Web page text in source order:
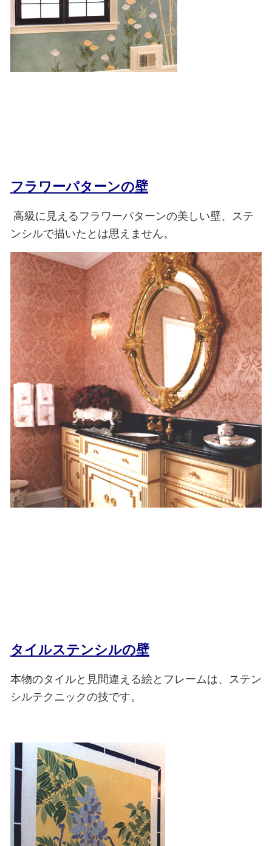
フラワーパターンの壁
高級に見えるフラワーパターンの美しい壁、ステ
ンシルで描いたとは思えません。
タイルステンシルの壁
本物のタイルと見間違える絵とフレームは、ステン
シルテクニックの技です。